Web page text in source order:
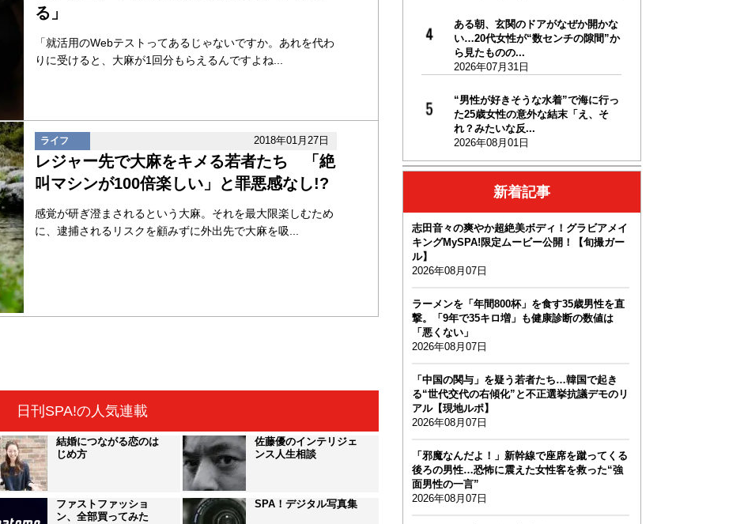
る」
「就活用のWebテストってあるじゃないですか。あれを代わ
りに受けると、大麻が1回分もらえるんですよね...
ライフ 2018年01月27日
レジャー先で大麻をキメる若者たち 「絶
叫マシンが100倍楽しい」と罪悪感なし!?
感覚が研ぎ澄まされるという大麻。それを最大限楽しむため
に、逮捕されるリスクを顧みずに外出先で大麻を吸...
日刊SPA!の人気連載
結婚につながる恋のは
じめ方
佐藤優のインテリジェ
ンス人生相談
ファストファッショ
ン、全部買ってみた
SPA！デジタル写真集
ある朝、玄関のドアがなぜか開かな
い…20代女性が“数センチの隙間”か
ら見たものの...
2026年07月31日
“男性が好きそうな水着”で海に行っ
た25歳女性の意外な結末「え、そ
れ？みたいな反...
2026年08月01日
新着記事
志田音々の爽やか超絶美ボディ！グラビアメイ
キングMySPA!限定ムービー公開！【旬撮ガー
ル】
2026年08月07日
ラーメンを「年間800杯」を食す35歳男性を直
撃。「9年で35キロ増」も健康診断の数値は
「悪くない」
2026年08月07日
「中国の関与」を疑う若者たち…韓国で起き
る“世代交代の右傾化”と不正選挙抗議デモのリ
アル【現地ルポ】
2026年08月07日
「邪魔なんだよ！」新幹線で座席を蹴ってくる
後ろの男性…恐怖に震えた女性客を救った“強
面男性の一言”
2026年08月07日